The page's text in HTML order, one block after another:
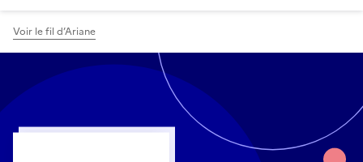
Voir le fil d’Ariane